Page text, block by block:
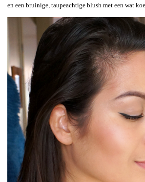
en een bruinige, taupeachtige blush met een wat